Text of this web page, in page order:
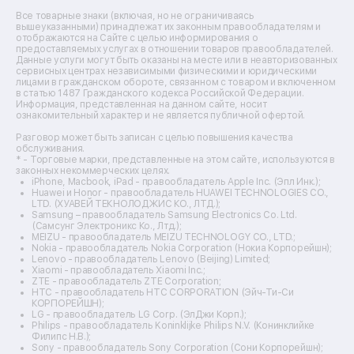
Ремонт источников бесперебойного питания
Ремонт пароварок
Ремонт микшерных пультов
Ремонт dj-пультов
Ремонт кухонных плит
Ремонт стедикамов
Ремонт оптических прицелов
Ремонт электровелосипедов
Ремонт видеокамер
Ремонт эхолотов
Ремонт 3d-принтеров
Ремонт прицелов ночного видения
Ремонт винных шкафов
Ремонт выпрямителей
Ремонт сушилок для рук
Ремонт дальномеров
Ремонт снегоуборщиков
Все товарные знаки (включая, но не ограничиваясь
вышеуказанными) принадлежат их законным правообладателям и
отображаются на Сайте с целью информирования о
предоставляемых услугах в отношении товаров правообладателей.
Данные услуги могут быть оказаны на месте или в неавторизованных
сервисных центрах независимыми физическими и юридическими
лицами в гражданском обороте, связанном с товаром и включенном
в статью 1487 Гражданского кодекса Российской Федерации.
Информация, представленная на данном сайте, носит
ознакомительный характер и не является публичной офертой.
Разговор может быть записан с целью повышения качества
обслуживания.
* - Торговые марки, представленные на этом сайте, используются в
законных некоммерческих целях.
iPhone, Macbook, iPad - правообладатель Apple Inc. (Эпл Инк.);
Huawei и Honor - правообладатель HUAWEI TECHNOLOGIES CO.,
LTD. (ХУАВЕЙ ТЕКНОЛОДЖИС КО., ЛТД.);
Samsung – правообладатель Samsung Electronics Co. Ltd.
(Самсунг Электроникс Ко., Лтд.);
MEIZU - правообладатель MEIZU TECHNOLOGY CO., LTD.;
Nokia - правообладатель Nokia Corporation (Нокиа Корпорейшн);
Lenovo - правообладатель Lenovo (Beijing) Limited;
Xiaomi - правообладатель Xiaomi Inc.;
ZTE - правообладатель ZTE Corporation;
HTC - правообладатель HTC CORPORATION (Эйч-Ти-Си
КОРПОРЕЙШН);
LG - правообладатель LG Corp. (ЭлДжи Корп.);
Philips - правообладатель Koninklijke Philips N.V. (Конинклийке
Филипс Н.В.);
Sony - правообладатель Sony Corporation (Сони Корпорейшн);